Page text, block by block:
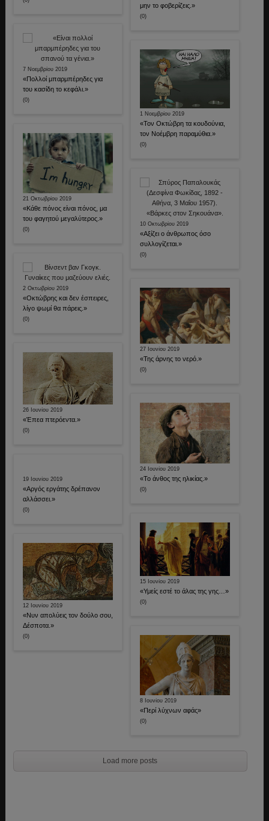
7 Νοεμβρίου 2019
«Πολλοί μπαρμπέρηδες για
του κασίδη το κεφάλι.»
(0)
21 Οκτωβρίου 2019
«Κάθε πόνος είναι πόνος, μα
του φαγητού μεγαλύτερος.»
(0)
2 Οκτωβρίου 2019
«Οκτώβρης και δεν έσπειρες,
λίγο ψωμί θα πάρεις.»
(0)
26 Ιουνίου 2019
«Έπεα πτερόεντα.»
(0)
19 Ιουνίου 2019
«Αργός εργάτης δρέπανον
αλλάσσει.»
(0)
12 Ιουνίου 2019
«Νυν απολύεις τον δούλο σου,
Δέσποτα.»
(0)
μην το φοβερίζεις.»
(0)
1 Νοεμβρίου 2019
«Τον Οκτώβρη τα κουδούνια,
τον Νοέμβρη παραμύθια.»
(0)
10 Οκτωβρίου 2019
«Αξίζει ο άνθρωπος όσο
συλλογίζεται.»
(0)
27 Ιουνίου 2019
«Της άρνης το νερό.»
(0)
24 Ιουνίου 2019
«Το άνθος της ηλικίας.»
(0)
15 Ιουνίου 2019
«Υμείς εστέ το άλας της γης…»
(0)
8 Ιουνίου 2019
«Περί λύχνων αφάς»
(0)
Load more posts